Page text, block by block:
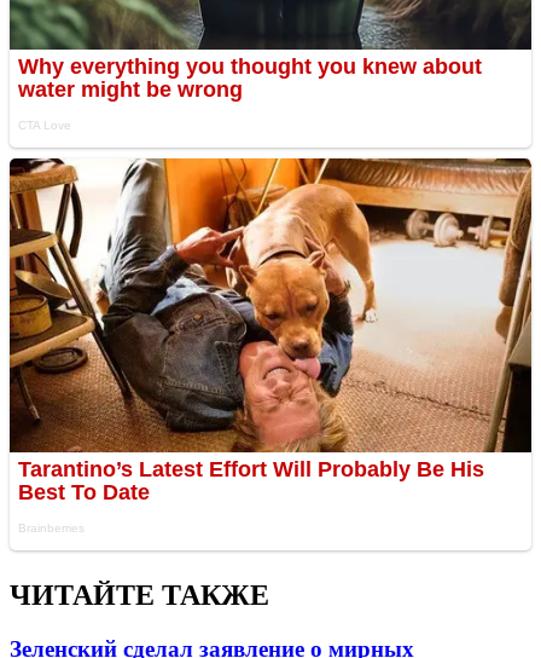
ЧИТАЙТЕ ТАКЖЕ
Зеленский сделал заявление о мирных